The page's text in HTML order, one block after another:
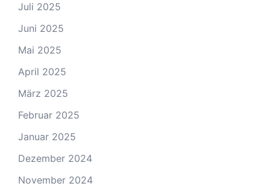
Juli 2025
Juni 2025
Mai 2025
April 2025
März 2025
Februar 2025
Januar 2025
Dezember 2024
November 2024